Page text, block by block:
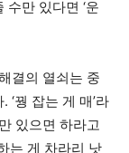
만 있다면 ‘운
결의 열쇠는 중
꿩 잡는 게 매’라
있으면 하라고
는 게 차라리 낫